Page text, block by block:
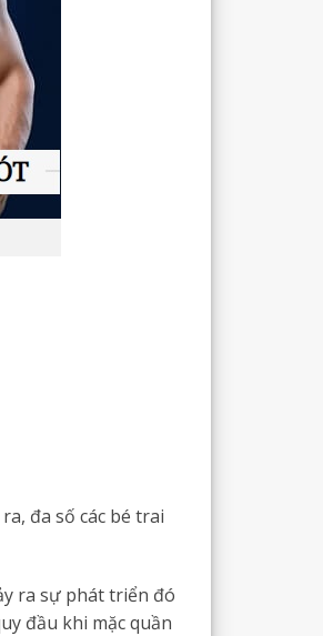
đa số các bé trai
ra sự phát triển đó
đầu khi mặc quần